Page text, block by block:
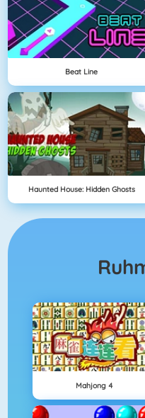
Beat Line
Haunted House: Hidden Ghosts
Mahjong 4